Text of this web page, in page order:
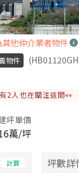
其他仲介業者物件
物件
有2 人也在關注這間👀
坪單價
萬/坪
計算 坪數詳